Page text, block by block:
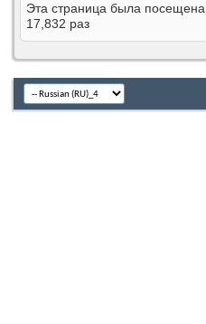
Эта страница была посещена
17,832 раз